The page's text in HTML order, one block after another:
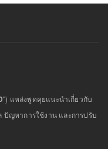
") แหล่งพูดคุยแนะนำเกี่ยวกับ
ปัญหาการใช้งาน และการปรับ